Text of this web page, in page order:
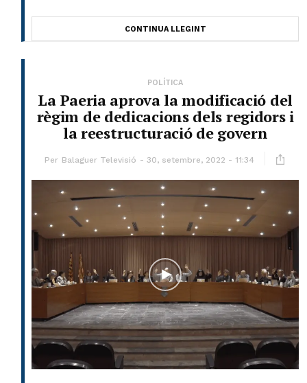
CONTINUA LLEGINT
POLÍTICA
La Paeria aprova la modificació del
règim de dedicacions dels regidors i
la reestructuració de govern
Per Balaguer Televisió 30, setembre, 2022 - 11:34